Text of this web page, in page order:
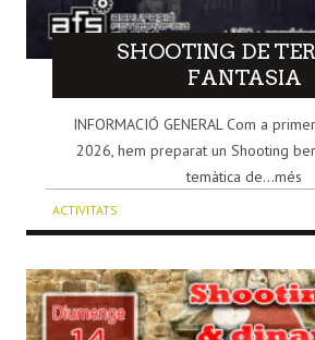
SHOOTING DE
FANTASIA
INFORMACIÓ GENERAL Com a
2026, hem preparat un Shooting
temàtica de...més
ACTIVITATS